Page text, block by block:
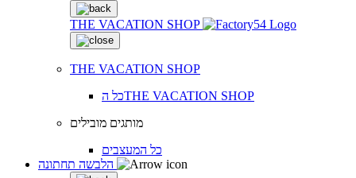
THE VACATION SHOP
THE VACATION SHOP
כל הTHE VACATION SHOP
מותגים מובילים
כל המעצבים